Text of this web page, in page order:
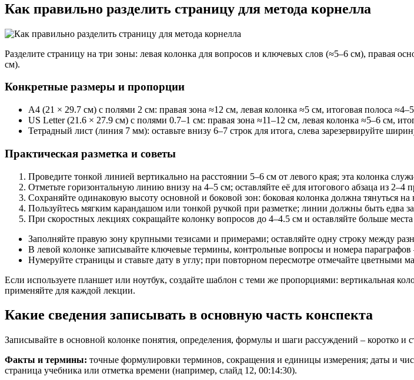
Как правильно разделить страницу для метода корнелла
Разделите страницу на три зоны: левая колонка для вопросов и ключевых слов (≈5–6 см), правая
см).
Конкретные размеры и пропорции
A4 (21 × 29.7 см) с полями 2 см: правая зона ≈12 см, левая колонка ≈5 см, итоговая полоса
US Letter (21.6 × 27.9 см) с полями 0.7–1 см: правая зона ≈11–12 см, левая колонка ≈5–6 см,
Тетрадный лист (линия 7 мм): оставьте внизу 6–7 строк для итога, слева зарезервируйте
Практическая разметка и советы
Проведите тонкой линией вертикально на расстоянии 5–6 см от левого края; эта колонка
Отметьте горизонтальную линию внизу на 4–5 см; оставляйте её для итогового абзаца из 2–4
Сохраняйте одинаковую высоту основной и боковой зон: боковая колонка должна тянуться
Пользуйтесь мягким карандашом или тонкой ручкой при разметке; линии должны быть едва
При скоростных лекциях сокращайте колонку вопросов до 4–4.5 см и оставляйте больше
Заполняйте правую зону крупными тезисами и примерами; оставляйте одну строку между
В левой колонке записывайте ключевые термины, контрольные вопросы и номера
Нумеруйте страницы и ставьте дату в углу; при повторном пересмотре отмечайте цветными
Если используете планшет или ноутбук, создайте шаблон с теми же пропорциями: вертикальная
применяйте для каждой лекции.
Какие сведения записывать в основную часть конспекта
Записывайте в основной колонке понятия, определения, формулы и шаги рассуждений – коротко и
Факты и термины: точные формулировки терминов, сокращения и единицы измерения; даты и
страница учебника или отметка времени (например, слайд 12, 00:14:30).